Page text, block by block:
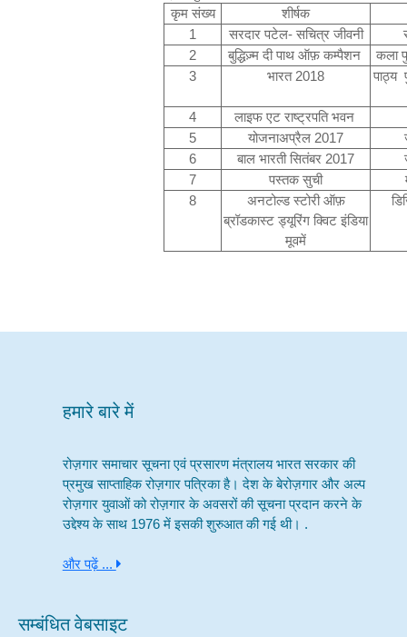
कृम संख्य
शीर्षक
1
सरदार पटेल- सचित्र जीवनी
2
बुद्धिज़्म दी पाथ ऑफ़ कम्पैशन
कला
3
भारत 2018 पाठ्य
4
लाइफ एट राष्ट्रपति भवन
5
योजनाअप्रैल 2017
6
बाल भारती सितंबर 2017
7
पस्तक सुची
8
अनटोल्ड स्टोरी ऑफ़
ब्रॉडकास्ट ड्यूरिंग क्विट इंडिया
मूवमें
हमारे बारे में
रोज़गार समाचार सूचना एवं प्रसारण मंत्रालय भारत सरकार की
प्रमुख साप्ताहिक रोज़गार पत्रिका है। देश के बेरोज़गार और अल्प
रोज़गार युवाओं को रोज़गार के अवसरों की सूचना प्रदान करने के
उद्देश्य के साथ 1976 में इसकी शुरुआत की गई थी। .
और पढ़ें ...
सम्बंधित वेबसाइट